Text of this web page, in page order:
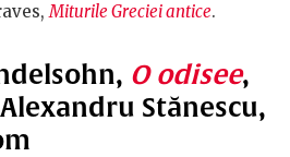
Miturile Greciei antice.
O odisee,
Stănescu,